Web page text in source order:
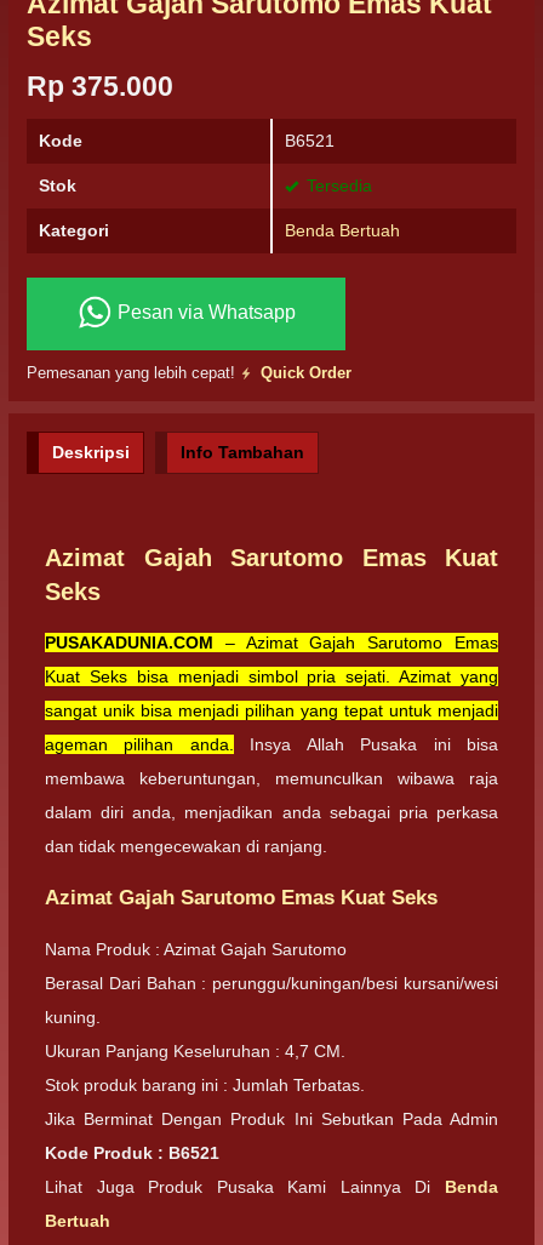
Seks
Rp 375.000
Kode B6521
Stok Tersedia
Kategori Benda Bertuah
Pesan via Whatsapp
Pemesanan yang lebih cepat! Quick Order
Deskripsi Info Tambahan
Azimat Gajah Sarutomo Emas Kuat
Seks
PUSAKADUNIA.COM – Azimat Gajah Sarutomo Emas
Kuat Seks bisa menjadi simbol pria sejati. Azimat yang
sangat unik bisa menjadi pilihan yang tepat untuk menjadi
ageman pilihan anda. Insya Allah Pusaka ini bisa
membawa keberuntungan, memunculkan wibawa raja
dalam diri anda, menjadikan anda sebagai pria perkasa
dan tidak mengecewakan di ranjang.
Azimat Gajah Sarutomo Emas Kuat Seks
Nama Produk : Azimat Gajah Sarutomo
Berasal Dari Bahan : perunggu/kuningan/besi kursani/wesi
kuning.
Ukuran Panjang Keseluruhan : 4,7 CM.
Stok produk barang ini : Jumlah Terbatas.
Jika Berminat Dengan Produk Ini Sebutkan Pada Admin
Kode Produk : B6521
Lihat Juga Produk Pusaka Kami Lainnya Di Benda
Bertuah